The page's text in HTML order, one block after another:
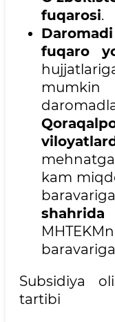
fuqarosi.
fuqaro
mumkin
kam
shahrida
Subsidiya
tartibi